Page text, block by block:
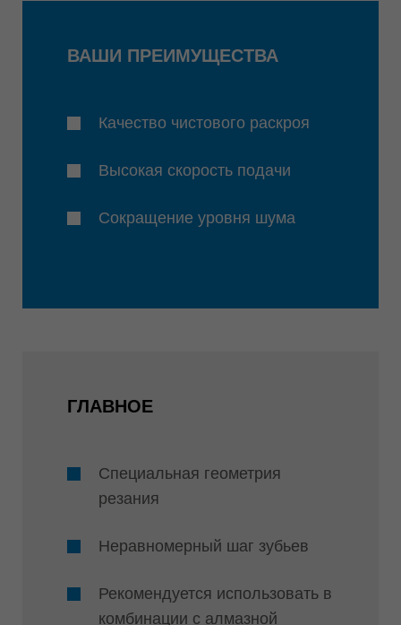
ВАШИ ПРЕИМУЩЕСТВА
Качество чистового раскроя
Высокая скорость подачи
Сокращение уровня шума
ГЛАВНОЕ
Специальная геометрия
резания
Неравномерный шаг зубьев
Рекомендуется использовать в
комбинации с алмазной